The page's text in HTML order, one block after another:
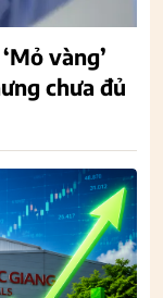
vàng’
chưa đủ